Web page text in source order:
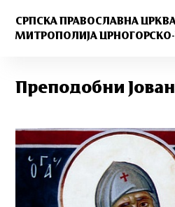
СРПСКА ПРАВОСЛАВНА
МИТРОПОЛИЈА
Преподобни Јован